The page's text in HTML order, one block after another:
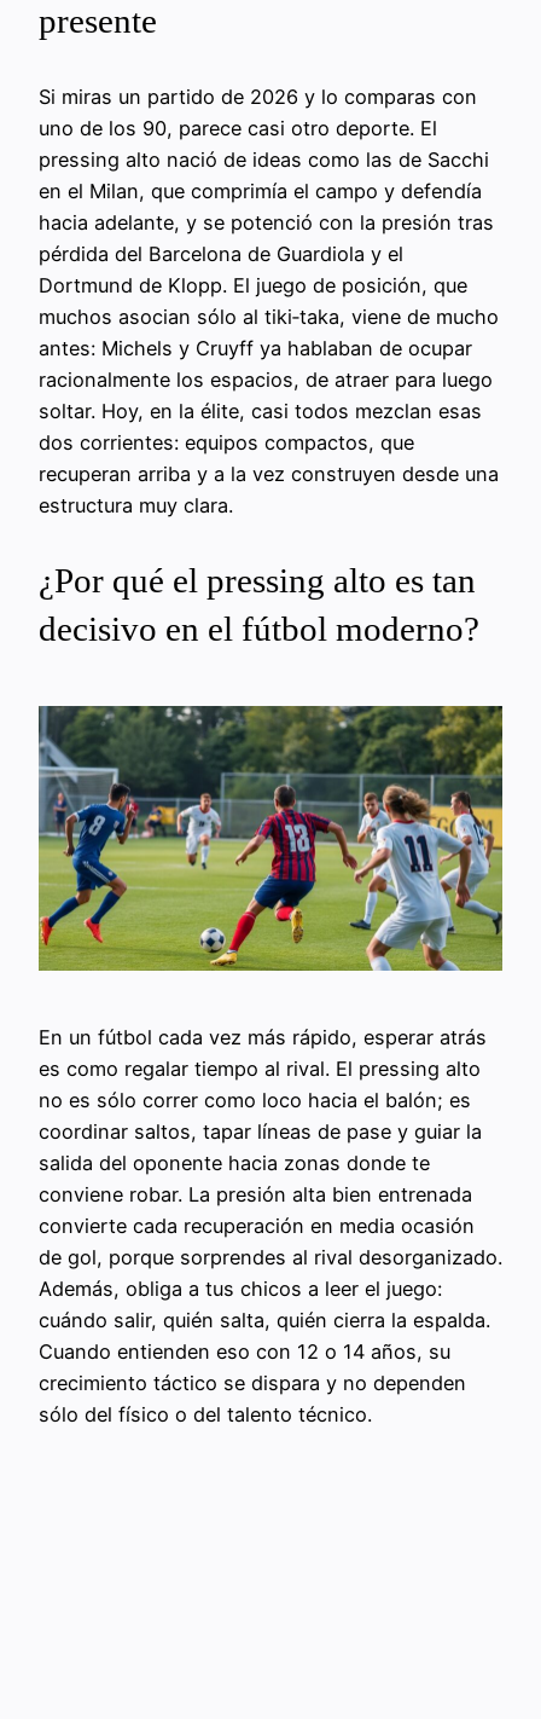
presente
Si miras un partido de 2026 y lo comparas con
uno de los 90, parece casi otro deporte. El
pressing alto nació de ideas como las de Sacchi
en el Milan, que comprimía el campo y defendía
hacia adelante, y se potenció con la presión tras
pérdida del Barcelona de Guardiola y el
Dortmund de Klopp. El juego de posición, que
muchos asocian sólo al tiki‑taka, viene de mucho
antes: Michels y Cruyff ya hablaban de ocupar
racionalmente los espacios, de atraer para luego
soltar. Hoy, en la élite, casi todos mezclan esas
dos corrientes: equipos compactos, que
recuperan arriba y a la vez construyen desde una
estructura muy clara.
¿Por qué el pressing alto es tan
decisivo en el fútbol moderno?
En un fútbol cada vez más rápido, esperar atrás
es como regalar tiempo al rival. El pressing alto
no es sólo correr como loco hacia el balón; es
coordinar saltos, tapar líneas de pase y guiar la
salida del oponente hacia zonas donde te
conviene robar. La presión alta bien entrenada
convierte cada recuperación en media ocasión
de gol, porque sorprendes al rival desorganizado.
Además, obliga a tus chicos a leer el juego:
cuándo salir, quién salta, quién cierra la espalda.
Cuando entienden eso con 12 o 14 años, su
crecimiento táctico se dispara y no dependen
sólo del físico o del talento técnico.